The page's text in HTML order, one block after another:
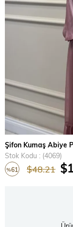
Şifon Kumaş Abiye
Stok Kodu
(4069)
%61 $48.21